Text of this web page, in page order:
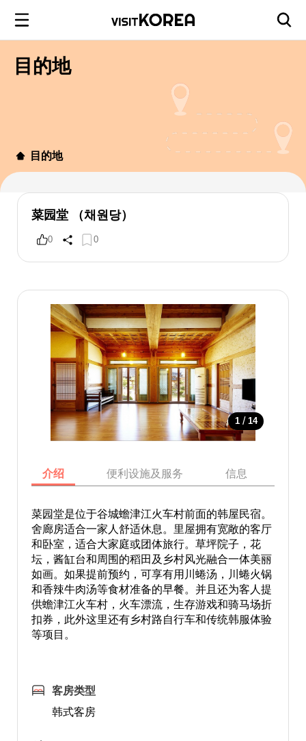
目的地
目的地
菜园堂 （채원당）
0 0
1 / 14
介绍 便利设施及服务 信息
菜园堂是位于谷城蟾津江火车村前面的韩屋民宿。
舍廊房适合一家人舒适休息。里屋拥有宽敞的客厅
和卧室，适合大家庭或团体旅行。草坪院子，花
坛，酱缸台和周围的稻田及乡村风光融合一体美丽
如画。如果提前预约，可享有用川蜷汤，川蜷火锅
和香辣牛肉汤等食材准备的早餐。并且还为客人提
供蟾津江火车村，火车漂流，生存游戏和骑马场折
扣券，此外这里还有乡村路自行车和传统韩服体验
等项目。
客房类型
韩式客房